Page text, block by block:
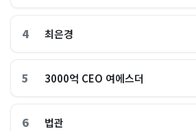
4 최은경
5 3000억 CEO 여에스더
6 법관